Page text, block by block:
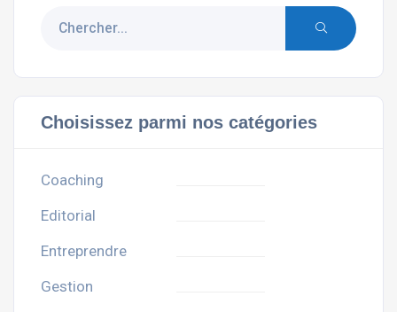
Choisissez parmi nos catégories
Coaching
Editorial
Entreprendre
Gestion